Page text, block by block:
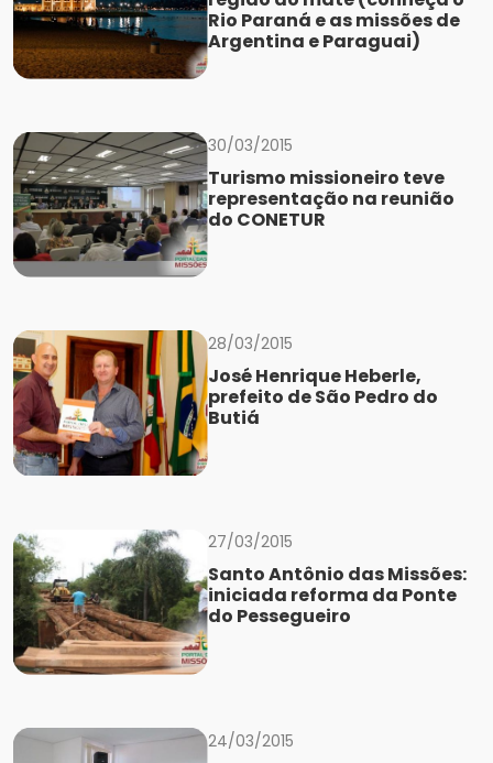
Rio Paraná e as missões de
Argentina e Paraguai)
30/03/2015
Turismo missioneiro teve
representação na reunião
do CONETUR
28/03/2015
José Henrique Heberle,
prefeito de São Pedro do
Butiá
27/03/2015
Santo Antônio das Missões:
iniciada reforma da Ponte
do Pessegueiro
24/03/2015